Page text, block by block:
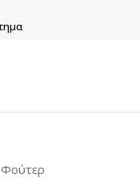
Και
Φούτερ